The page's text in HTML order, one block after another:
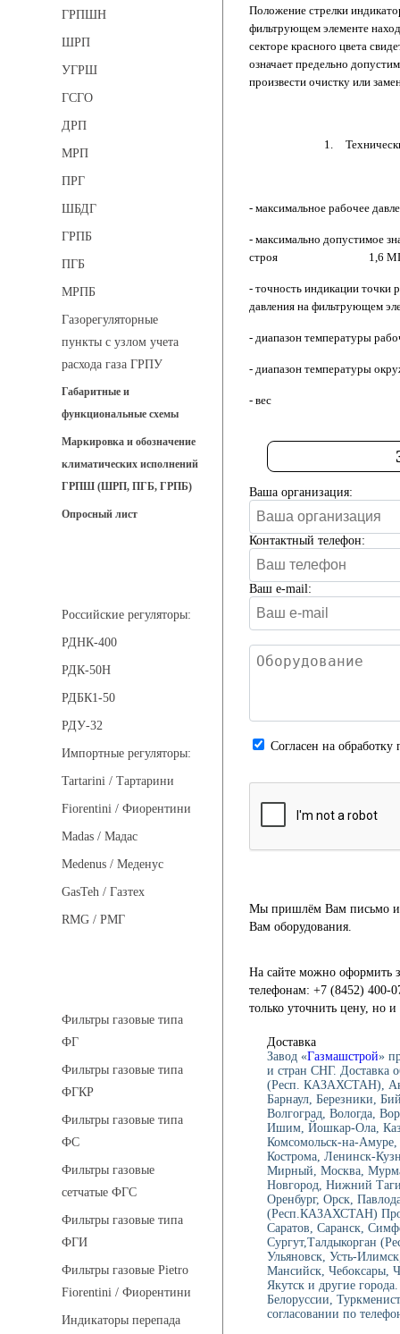
ГРПШН
ШРП
УГРШ
ГСГО
ДРП
МРП
ПРГ
ШБДГ
ГРПБ
ПГБ
МРПБ
Газорегуляторные
пункты с узлом учета
расхода газа ГРПУ
Габаритные и
функциональные схемы
Маркировка и обозначение
климатических исполнений
ГРПШ (ШРП, ПГБ, ГРПБ)
Опросный лист
Российские регуляторы:
РДНК-400
РДК-50Н
РДБК1-50
РДУ-32
Импортные регуляторы:
Tartarini / Тартарини
Fiorentini / Фиорентини
Madas / Мадас
Medenus / Меденус
GasTeh / Газтех
RMG / РМГ
Фильтры газовые типа
ФГ
Фильтры газовые типа
ФГКР
Фильтры газовые типа
ФС
Фильтры газовые
сетчатые ФГС
Фильтры газовые типа
ФГИ
Фильтры газовые Pietro
Fiorentini / Фиорентини
Индикаторы перепада
Положение стрелки
фильтрующем элементе
секторе красного цвета
означает предельно
произвести очистку или
1.
- максимальное
- максимально допустимое
строя 1,6
- точность индикации точки
давления на
- диапазон
- диапазон
-
Ваша организация:
Контактный телефон:
Ваш e-mail:
Cогласен на
Мы пришлём Вам письмо и
Вам оборудования.
На сайте можно оформить
телефонам: +7 (8452) 400-
только уточнить цену, но
Доставка
Завод «Газмашстрой»
и стран СНГ. Доставка
(Респ. КАЗАХСТАН),
Барнаул, Березники,
Волгоград, Вологда,
Ишим, Йошкар-Ола,
Комсомольск-на-
Кострома, Ленинск-
Мирный, Москва,
Новгород, Нижний
Оренбург, Орск,
(Респ.КАЗАХСТАН)
Саратов, Саранск,
Сургут,Талдыкорган
Ульяновск, Усть-
Мансийск, Чебоксары,
Якутск и другие
Белоруссии,
согласовании по